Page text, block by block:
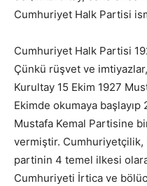
Cumhuriyet Halk Partisi
Cumhuriyet Halk Partisi
Çünkü rüşvet ve
Kurultay 15 Ekim 1927
Ekimde okumaya
Mustafa Kemal Partisine
vermiştir. Cumhuriyetçilik,
partinin 4 temel ilkesi
Cumhuriyeti İrtica ve